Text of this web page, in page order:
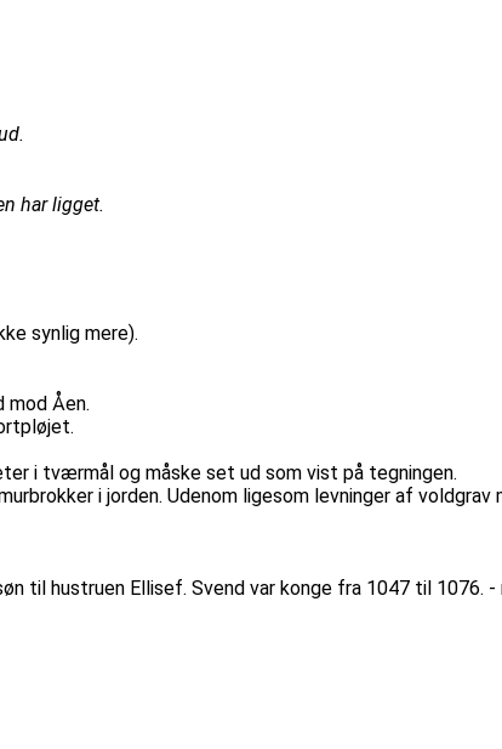
har ligget.
synlig mere).
mod Åen.
i tværmål og måske set ud som vist på tegningen.
i jorden. Udenom ligesom levninger af
til hustruen Ellisef. Svend var konge fra 1047 til 1076.